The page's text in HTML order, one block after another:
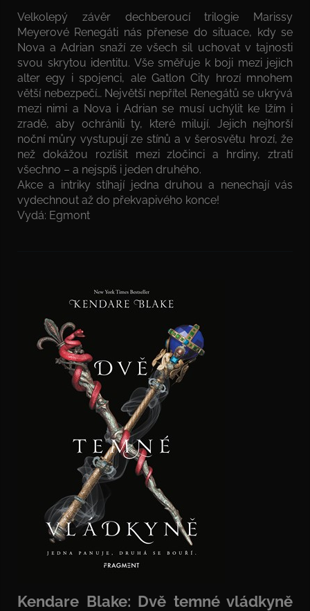
Velkolepý závěr dechberoucí trilogie Marissy
Meyerové Renegáti nás přenese do situace, kdy se
Nova a Adrian snaží ze všech sil uchovat v tajnosti
svou skrytou identitu. Vše směřuje k boji mezi jejich
alter egy i spojenci, ale Gatlon City hrozí mnohem
větší nebezpečí… Největší nepřítel Renegátů se ukrývá
mezi nimi a Nova i Adrian se musí uchýlit ke lžím i
zradě, aby ochránili ty, které milují. Jejich nejhorší
noční můry vystupují ze stínů a v šerosvětu hrozí, že
než dokážou rozlišit mezi zločinci a hrdiny, ztratí
všechno – a nejspíš i jeden druhého.
Akce a intriky stíhají jedna druhou a nenechají vás
vydechnout až do překvapivého konce!
Vydá: Egmont
Kendare Blake: Dvě temné vládkyně